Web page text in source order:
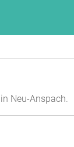
Neu-Anspach.